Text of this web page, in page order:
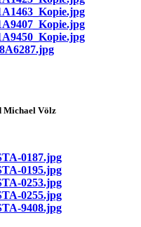
Michael Völz